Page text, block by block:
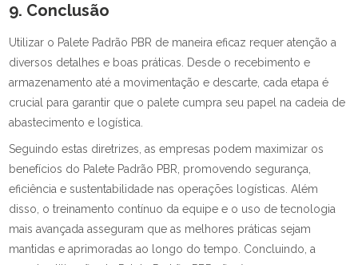
9. Conclusão
Utilizar o Palete Padrão PBR de maneira eficaz requer atenção a
diversos detalhes e boas práticas. Desde o recebimento e
armazenamento até a movimentação e descarte, cada etapa é
crucial para garantir que o palete cumpra seu papel na cadeia de
abastecimento e logística.
Seguindo estas diretrizes, as empresas podem maximizar os
benefícios do Palete Padrão PBR, promovendo segurança,
eficiência e sustentabilidade nas operações logísticas. Além
disso, o treinamento contínuo da equipe e o uso de tecnologia
mais avançada asseguram que as melhores práticas sejam
mantidas e aprimoradas ao longo do tempo. Concluindo, a